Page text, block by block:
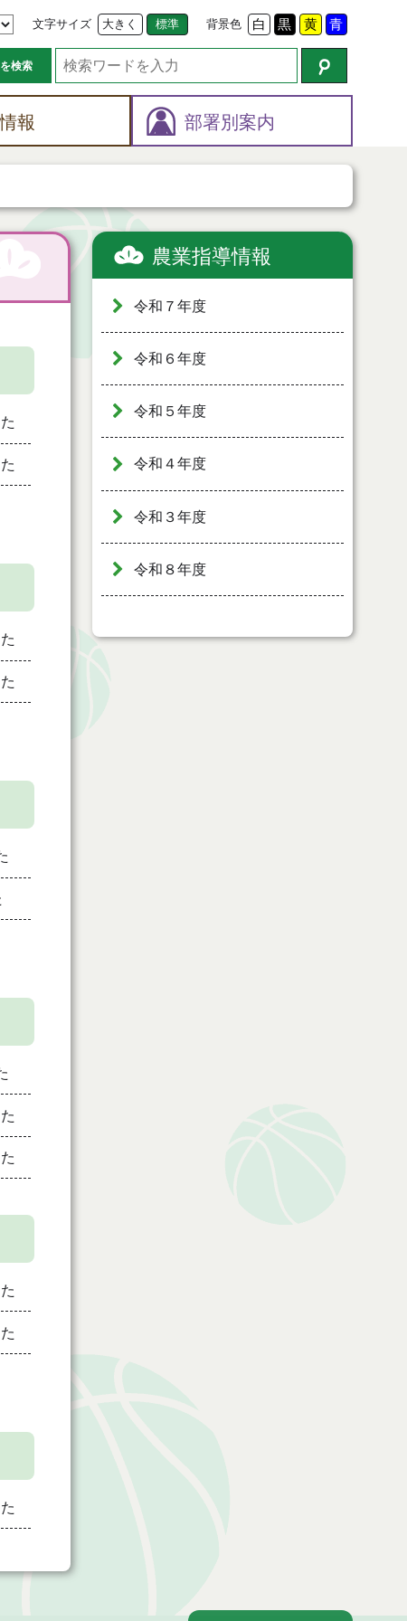
文字サイズ 大きく 標準 背景色 白 黒 黄 青
検索
報 部署別案内
農業指導情報
令和７年度
令和６年度
令和５年度
令和４年度
令和３年度
令和８年度